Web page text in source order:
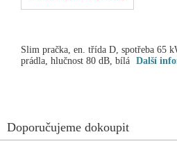
Slim pračka, en. třída D, spotřeba 65
prádla, hlučnost 80 dB, bílá Další
Doporučujeme dokoupit